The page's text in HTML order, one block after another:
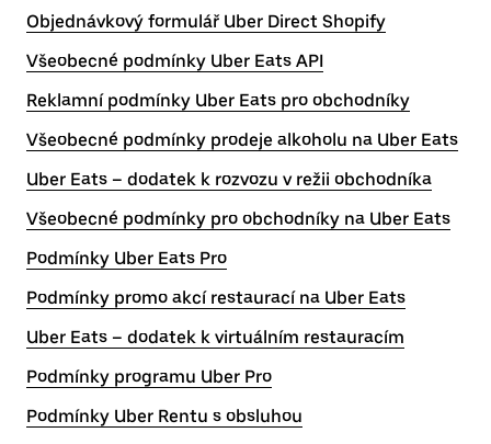
Objednávkový formulář Uber Direct Shopify
Všeobecné podmínky Uber Eats API
Reklamní podmínky Uber Eats pro obchodníky
Všeobecné podmínky prodeje alkoholu na Uber Eats
Uber Eats – dodatek k rozvozu v režii obchodníka
Všeobecné podmínky pro obchodníky na Uber Eats
Podmínky Uber Eats Pro
Podmínky promo akcí restaurací na Uber Eats
Uber Eats – dodatek k virtuálním restauracím
Podmínky programu Uber Pro
Podmínky Uber Rentu s obsluhou